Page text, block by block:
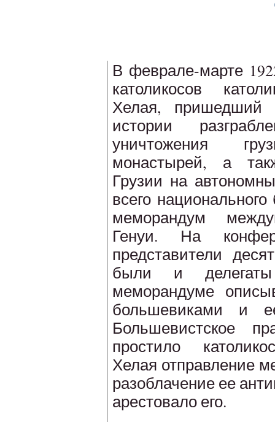
В феврале-марте
католикосов
Хелая, пришедший
истории
уничтожения
монастырей, а
Грузии на
всего
меморандум
Генуи. На
представители
были и
меморандуме
большевиками и
Большевистское
простило
Хелая отправление
разоблачение ее
арестовало его.